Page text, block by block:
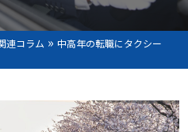
連コラム » 中高年の転職にタクシー